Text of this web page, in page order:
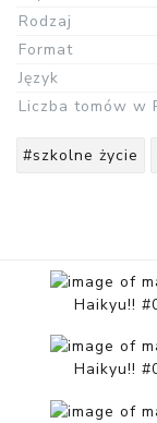
Rodzaj
Format
Język
Liczba tomów w
#szkolne życie
Haikyu!!
Haikyu!!